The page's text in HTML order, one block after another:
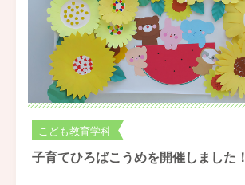
こども教育学科
子育てひろばこうめを開催しました！